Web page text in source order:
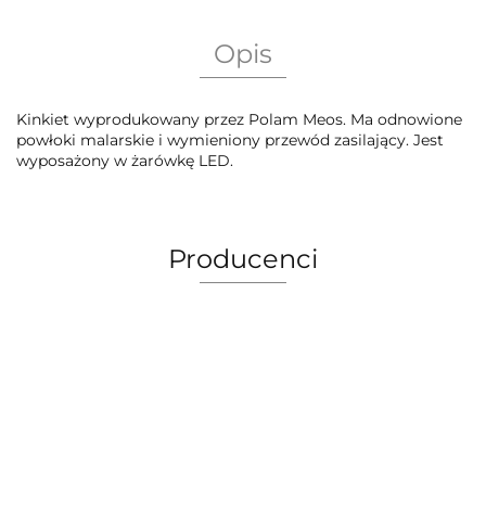
Opis
Kinkiet wyprodukowany przez Polam Meos. Ma odnowione
powłoki malarskie i wymieniony przewód zasilający. Jest
wyposażony w żarówkę LED.
Producenci